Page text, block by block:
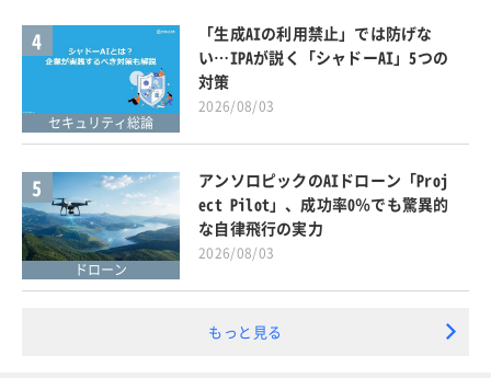
4
セキュリティ総論
「生成AIの利用禁止」では防げな
い…IPAが説く「シャドーAI」5つの
対策
2026/08/03
5
ドローン
アンソロピックのAIドローン「Proj
ect Pilot」、成功率0％でも驚異的
な自律飛行の実力
2026/08/03
もっと見る